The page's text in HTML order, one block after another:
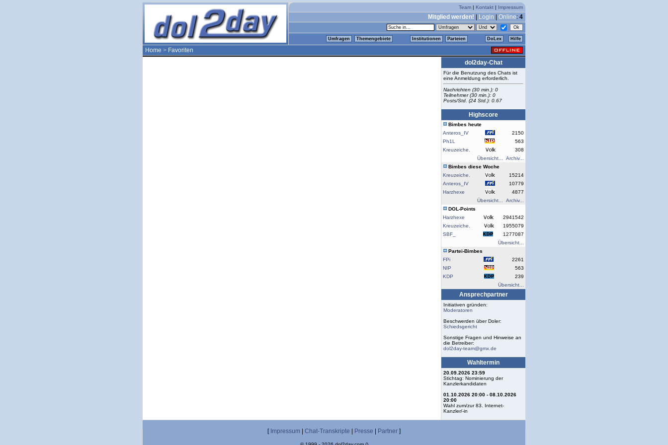
Team | Kontakt | Impressum
Mitglied werden! Login Online: 4
Umfragen Themengebiete Institutionen Parteien DoLex Hilfe
Home > Favoriten
dol2day-Chat
Für die Benutzung des Chats ist
eine Anmeldung erforderlich.
Nachrichten (30 min.): 0
Teilnehmer (30 min.): 0
Posts/Std. (24 Std.): 0.67
Highscore
Bimbes heute
Anteros_IV
2150
Ph1L
563
Kreuzeiche.
308
Übersicht...
Archiv...
Bimbes diese Woche
Kreuzeiche.
15214
Anteros_IV
10779
Harzhexe
4877
Übersicht...
Archiv...
DOL-Points
Harzhexe
2941542
Kreuzeiche.
1955079
SBF_
1277087
Übersicht...
Partei-Bimbes
FPi
2261
NIP
563
KDP
239
Übersicht...
Ansprechpartner
Initiativen gründen:
Moderatoren
Beschwerden über Doler:
Schiedsgericht
Sonstige Fragen und Hinweise an
die Betreiber:
dol2day-team@gmx.de
Wahltermin
20.09.2026 23:59
Stichtag: Nominierung der
Kanzlerkandidaten
01.10.2026 20:00 - 08.10.2026
20:00
Wahl zum/zur 83. Internet-
Kanzler/-in
[ Impressum Chat-Transkripte Presse Partner ]